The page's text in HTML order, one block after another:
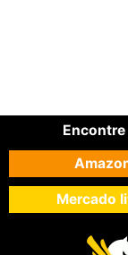
Mercado